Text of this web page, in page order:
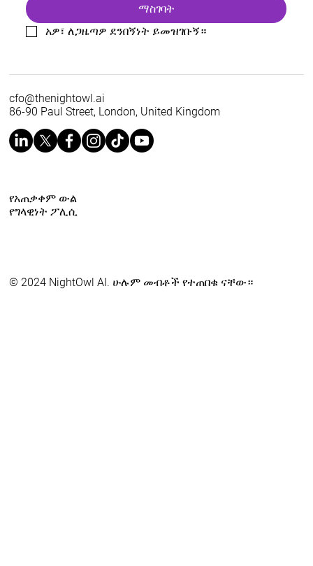
ማስገባት
አዎ፣ ለጋዜጣዎ ደንበኝነት ይመዝገቡኝ።
cfo@thenightowl.ai
86-90 Paul Street, London, United Kingdom
የአጠቃቀም ውል
የግላዊነት ፖሊሲ
© 2024 NightOwl AI. ሁሉም መብቶች የተጠበቁ ናቸው።